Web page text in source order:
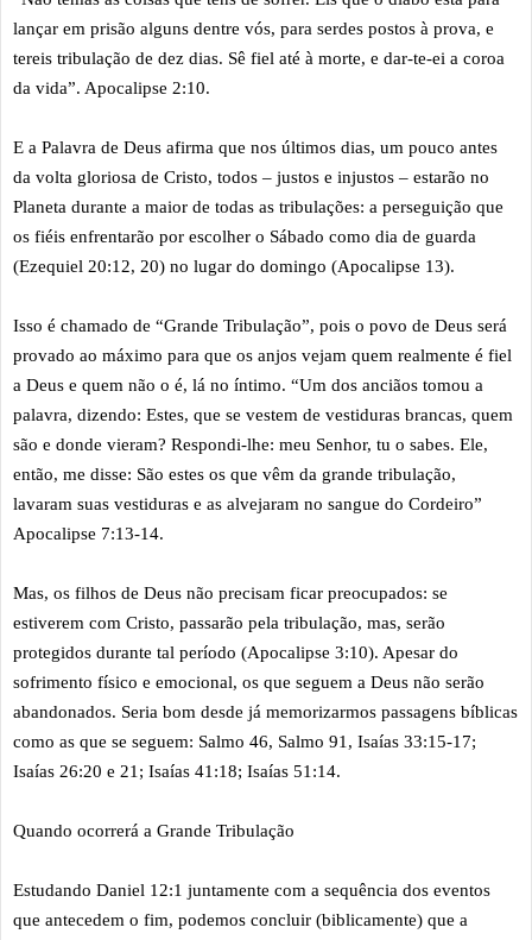
lançar em prisão alguns dentre vós, para serdes postos à prova, e
tereis tribulação de dez dias. Sê fiel até à morte, e dar-te-ei a coroa
da vida”. Apocalipse 2:10.
E a Palavra de Deus afirma que nos últimos dias, um pouco antes
da volta gloriosa de Cristo, todos – justos e injustos – estarão no
Planeta durante a maior de todas as tribulações: a perseguição que
os fiéis enfrentarão por escolher o Sábado como dia de guarda
(Ezequiel 20:12, 20) no lugar do domingo (Apocalipse 13).
Isso é chamado de “Grande Tribulação”, pois o povo de Deus será
provado ao máximo para que os anjos vejam quem realmente é fiel
a Deus e quem não o é, lá no íntimo. “Um dos anciãos tomou a
palavra, dizendo: Estes, que se vestem de vestiduras brancas, quem
são e donde vieram? Respondi-lhe: meu Senhor, tu o sabes. Ele,
então, me disse: São estes os que vêm da grande tribulação,
lavaram suas vestiduras e as alvejaram no sangue do Cordeiro”
Apocalipse 7:13-14.
Mas, os filhos de Deus não precisam ficar preocupados: se
estiverem com Cristo, passarão pela tribulação, mas, serão
protegidos durante tal período (Apocalipse 3:10). Apesar do
sofrimento físico e emocional, os que seguem a Deus não serão
abandonados. Seria bom desde já memorizarmos passagens bíblicas
como as que se seguem: Salmo 46, Salmo 91, Isaías 33:15-17;
Isaías 26:20 e 21; Isaías 41:18; Isaías 51:14.
Quando ocorrerá a Grande Tribulação
Estudando Daniel 12:1 juntamente com a sequência dos eventos
que antecedem o fim, podemos concluir (biblicamente) que a